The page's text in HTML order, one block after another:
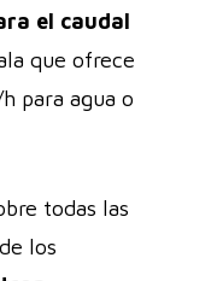
el caudal
que ofrece
para agua o
todas las
los